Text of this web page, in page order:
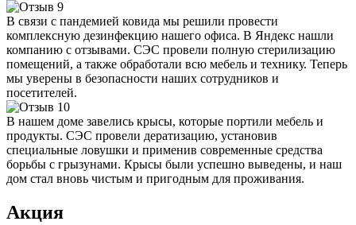
В связи с пандемией ковида мы решили провести
комплексную дезинфекцию нашего офиса. В Яндекс нашли
компанию с отзывами. СЭС провели полную стерилизацию
помещений, а также обработали всю мебель и технику. Теперь
мы уверены в безопасности наших сотрудников и
посетителей.
В нашем доме завелись крысы, которые портили мебель и
продукты. СЭС провели дератизацию, установив
специальные ловушки и применив современные средства
борьбы с грызунами. Крысы были успешно выведены, и наш
дом стал вновь чистым и пригодным для проживания.
Акция